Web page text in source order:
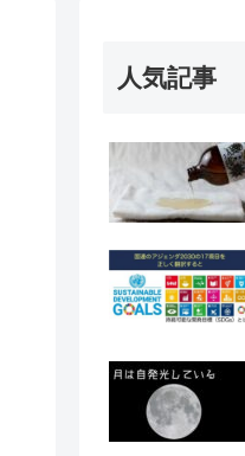
人気記事